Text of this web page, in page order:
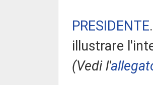
PRESIDENTE
illustrare
(Vedi l'